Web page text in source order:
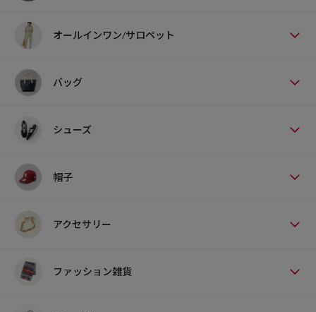
オールインワン/サロペット
バッグ
シューズ
帽子
アクセサリー
ファッション雑貨